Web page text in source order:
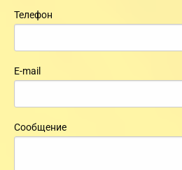
Телефон
E-mail
Сообщение